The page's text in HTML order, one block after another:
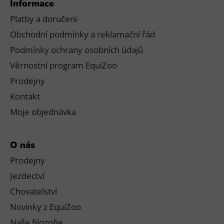
Informace
Platby a doručení
Obchodní podmínky a reklamační řád
Podmínky ochrany osobních údajů
Věrnostní program EquiZoo
Prodejny
Kontakt
Moje objednávka
O nás
Prodejny
Jezdectví
Chovatelství
Novinky z EquiZoo